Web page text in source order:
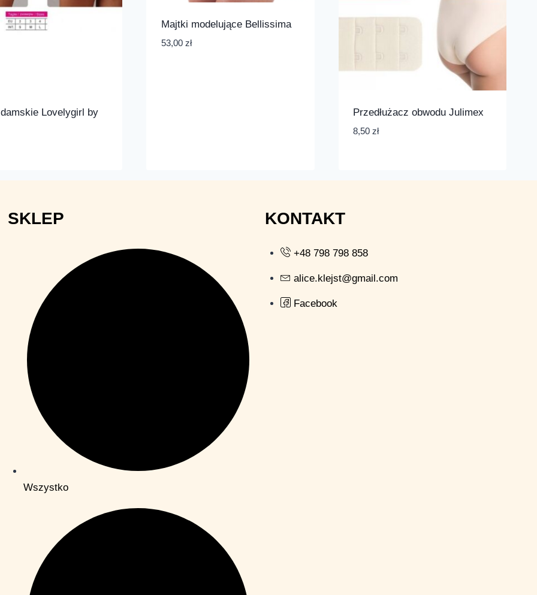
Lovelygirl by
Majtki modelujące Bellissima
53,00 zł
Przedłużacz obwodu Julimex
8,50 zł
SKLEP
Wszystko
KONTAKT
+48 798 798 858
alice.klejst@gmail.com
Facebook